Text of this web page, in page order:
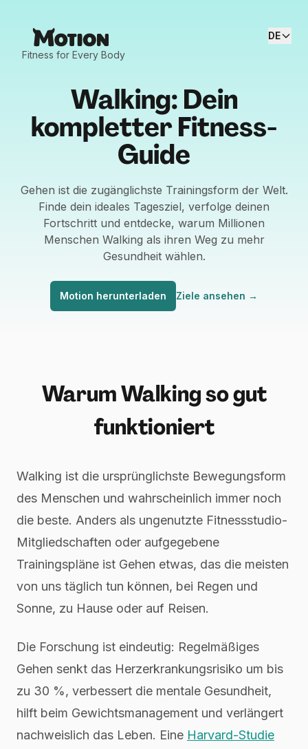
Fitness for Every Body
DE
Walking: Dein
kompletter Fitness-
Guide
Gehen ist die zugänglichste Trainingsform der Welt.
Finde dein ideales Tagesziel, verfolge deinen
Fortschritt und entdecke, warum Millionen
Menschen Walking als ihren Weg zu mehr
Gesundheit wählen.
Motion herunterladen Ziele ansehen →
Warum Walking so gut
funktioniert
Walking ist die ursprünglichste Bewegungsform
des Menschen und wahrscheinlich immer noch
die beste. Anders als ungenutzte Fitnessstudio-
Mitgliedschaften oder aufgegebene
Trainingspläne ist Gehen etwas, das die meisten
von uns täglich tun können, bei Regen und
Sonne, zu Hause oder auf Reisen.
Die Forschung ist eindeutig: Regelmäßiges
Gehen senkt das Herzerkrankungsrisiko um bis
zu 30 %, verbessert die mentale Gesundheit,
hilft beim Gewichtsmanagement und verlängert
nachweislich das Leben. Eine Harvard-Studie